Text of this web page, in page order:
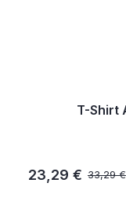
T-Shirt
33,29 €
23,29 €